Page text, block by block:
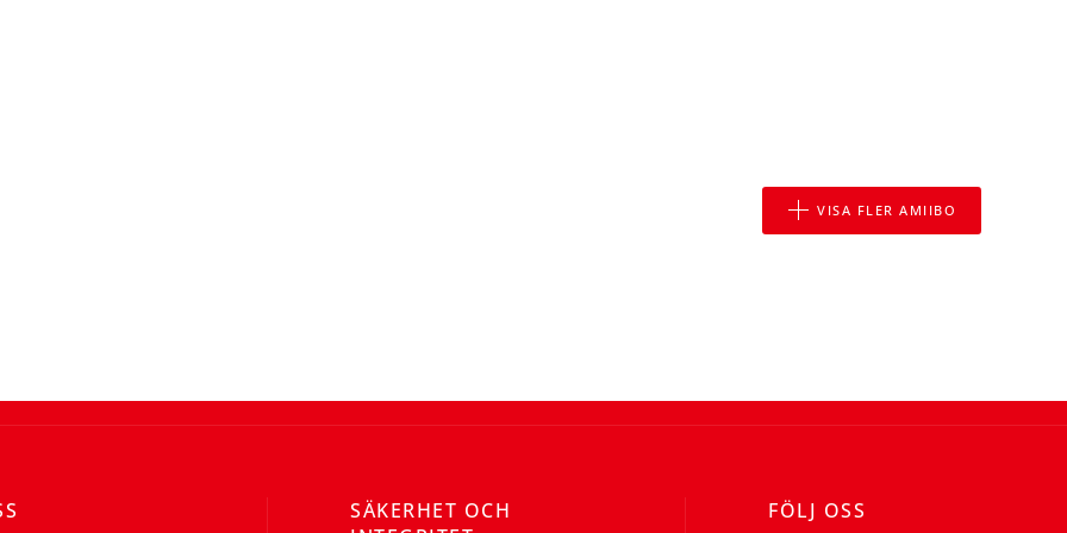
VISA FLER AMIIBO
SÄKERHET OCH
FÖLJ OSS